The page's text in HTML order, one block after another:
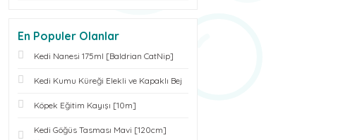
En Populer Olanlar
Kedi Nanesi 175ml [Baldrian CatNip]
Kedi Kumu Küreği Elekli ve Kapaklı Bej
Köpek Eğitim Kayışı [10m]
Kedi Göğüs Tasması Mavi [120cm]